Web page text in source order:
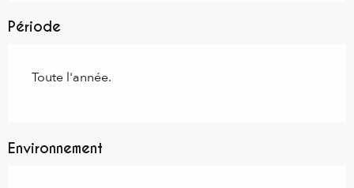
Période
Toute l'année.
Environnement